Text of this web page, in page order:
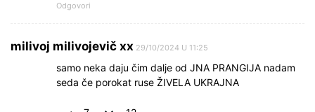
Odgovori
milivoj milivojevič xx 29/10/2024 U 11:25
samo neka daju čim dalje od JNA PRANGIJA nadam
seda če porokat ruse ŽIVELA UKRAJNA